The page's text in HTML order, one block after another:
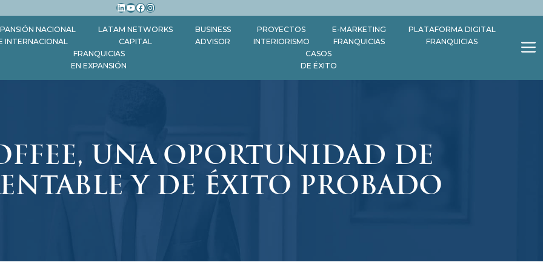
LinkedIn
YouTube
Facebook
Instagram
NACIONAL
INTERNACIONAL
LATAM NETWORKS
CAPITAL
BUSINESS
ADVISOR
PROYECTOS
INTERIORISMO
E-MARKETING
FRANQUICIAS
PLATAFORMA DIGITAL
FRANQUICIAS
FRANQUICIAS
EN EXPANSIÓN
CASOS
DE ÉXITO
UNA OPORTUNIDAD DE
Y DE ÉXITO PROBADO